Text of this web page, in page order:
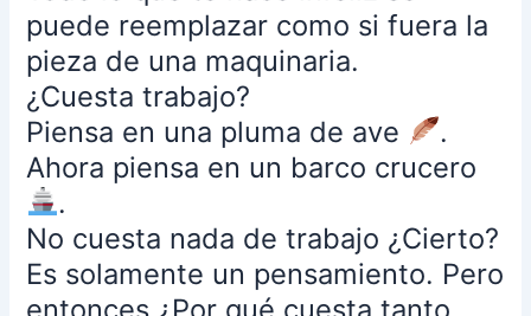
puede reemplazar como si fuera la
pieza de una maquinaria.
¿Cuesta trabajo?
Piensa en una pluma de ave
.
Ahora piensa en un barco crucero
.
No cuesta nada de trabajo ¿Cierto?
Es solamente un pensamiento. Pero
que
se
debe
hacer
cierto?
En
el
mundo
real
si,
pero